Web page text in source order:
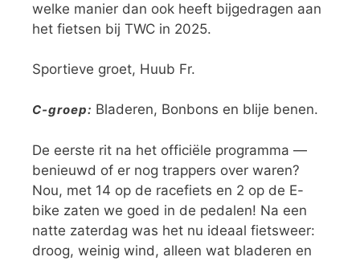
welke manier dan ook heeft bijgedragen aan
het fietsen bij TWC in 2025.
Sportieve groet, Huub Fr.
C-groep: Bladeren, Bonbons en blije benen.
De eerste rit na het officiële programma —
benieuwd of er nog trappers over waren?
Nou, met 14 op de racefiets en 2 op de E-
bike zaten we goed in de pedalen! Na een
natte zaterdag was het nu ideaal fietsweer:
droog, weinig wind, alleen wat bladeren en